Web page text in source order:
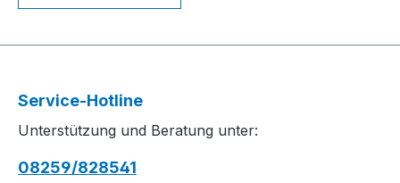
Service-Hotline
Unterstützung und Beratung unter:
08259/828541